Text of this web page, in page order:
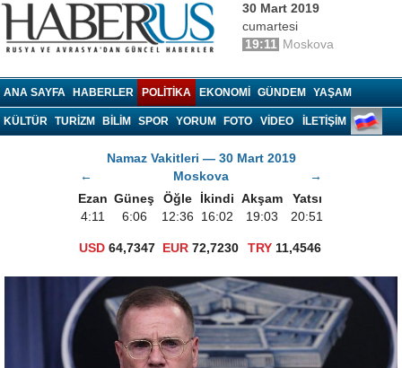
30 Mart 2019
cumartesi
19:11 Moskova
ANA SAYFA HABERLER POLITIKA EKONOMI GÜNDEM YAŞAM
KÜLTÜR TURIZM BILIM SPOR YORUM FOTO VIDEO İLETİŞİM
Namaz Vakitleri — 30 Mart 2019
←
Moskova
→
Ezan Güneş Öğle İkindi Akşam
Yatsı
4:11
6:06 12:36 16:02 19:03 20:51
USD 64,7347 EUR 72,7230 TRY 11,4546